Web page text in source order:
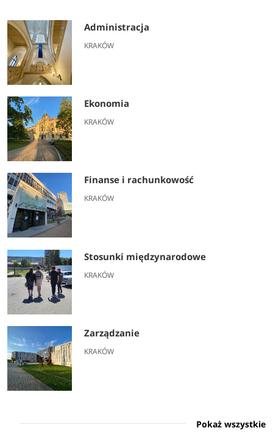
Administracja
KRAKÓW
Ekonomia
KRAKÓW
Finanse i rachunkowość
KRAKÓW
Stosunki międzynarodowe
KRAKÓW
Zarządzanie
KRAKÓW
Pokaż wszystkie